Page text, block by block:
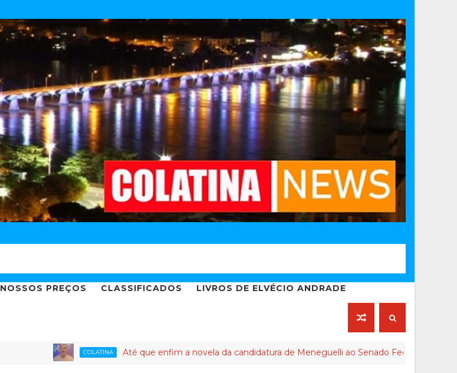
NOSSOS PREÇOS CLASSIFICADOS LIVROS DE ELVÉCIO ANDRADE
COLATINA Até que enfim a novela da candidatura de Meneguelli ao Senado Federal chega ao final